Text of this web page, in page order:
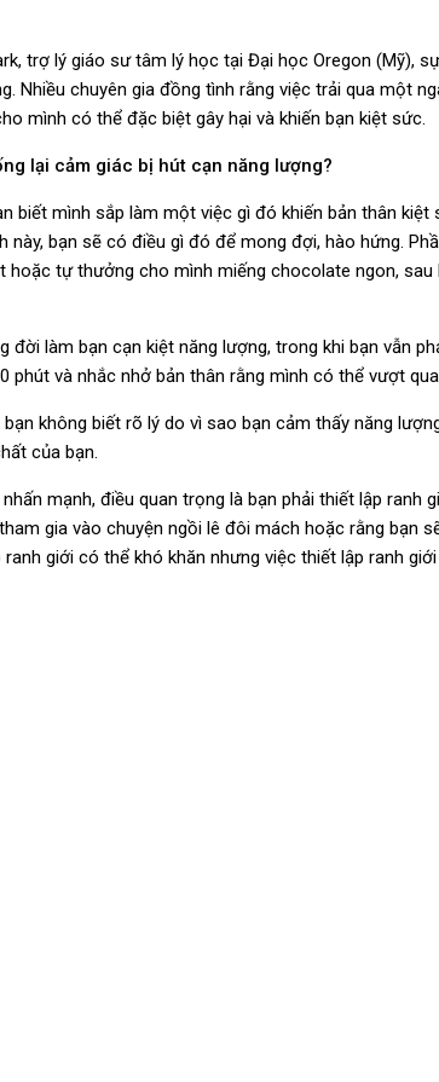
trợ lý giáo sư tâm lý học tại Đại học Oregon (Mỹ),
Nhiều chuyên gia đồng tình rằng việc trải qua một
mình có thể đặc biệt gây hại và khiến bạn kiệt sức.
lại cảm giác bị hút cạn năng lượng?
biết mình sắp làm một việc gì đó khiến bản thân
này, bạn sẽ có điều gì đó để mong đợi, hào hứng.
hoặc tự thưởng cho mình miếng chocolate ngon,
đời làm bạn cạn kiệt năng lượng, trong khi bạn vẫn
phút và nhắc nhở bản thân rằng mình có thể vượt
không biết rõ lý do vì sao bạn cảm thấy năng
của bạn.
nhấn mạnh, điều quan trọng là bạn phải thiết lập
gia vào chuyện ngồi lê đôi mách hoặc rằng bạn
ranh giới có thể khó khăn nhưng việc thiết lập ranh